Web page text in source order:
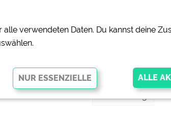
verwendeten Daten. Du kannst deine